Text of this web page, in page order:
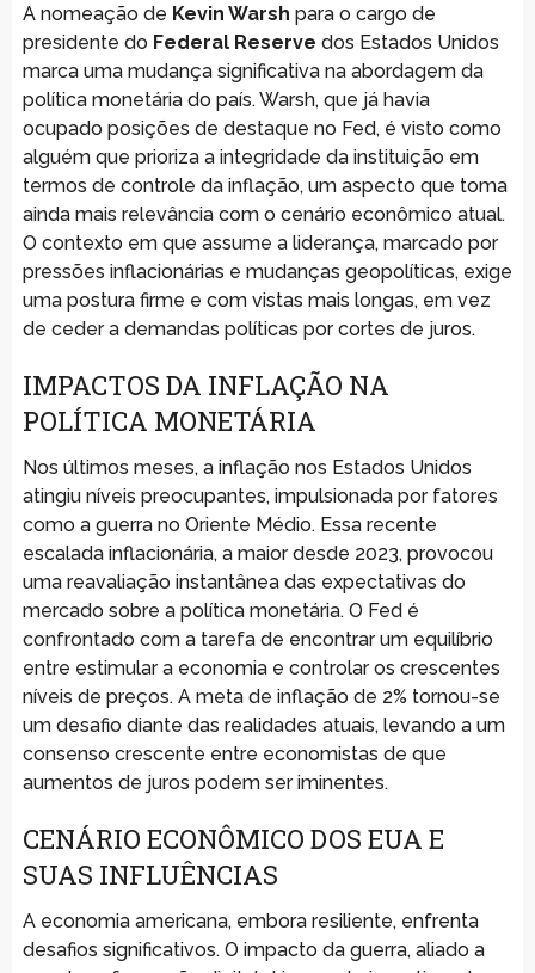
A nomeação de Kevin Warsh para o cargo de
presidente do Federal Reserve dos Estados Unidos
marca uma mudança significativa na abordagem da
política monetária do país. Warsh, que já havia
ocupado posições de destaque no Fed, é visto como
alguém que prioriza a integridade da instituição em
termos de controle da inflação, um aspecto que toma
ainda mais relevância com o cenário econômico atual.
O contexto em que assume a liderança, marcado por
pressões inflacionárias e mudanças geopolíticas, exige
uma postura firme e com vistas mais longas, em vez
de ceder a demandas políticas por cortes de juros.
IMPACTOS DA INFLAÇÃO NA
POLÍTICA MONETÁRIA
Nos últimos meses, a inflação nos Estados Unidos
atingiu níveis preocupantes, impulsionada por fatores
como a guerra no Oriente Médio. Essa recente
escalada inflacionária, a maior desde 2023, provocou
uma reavaliação instantânea das expectativas do
mercado sobre a política monetária. O Fed é
confrontado com a tarefa de encontrar um equilíbrio
entre estimular a economia e controlar os crescentes
níveis de preços. A meta de inflação de 2% tornou-se
um desafio diante das realidades atuais, levando a um
consenso crescente entre economistas de que
aumentos de juros podem ser iminentes.
CENÁRIO ECONÔMICO DOS EUA E
SUAS INFLUÊNCIAS
A economia americana, embora resiliente, enfrenta
desafios significativos. O impacto da guerra, aliado a